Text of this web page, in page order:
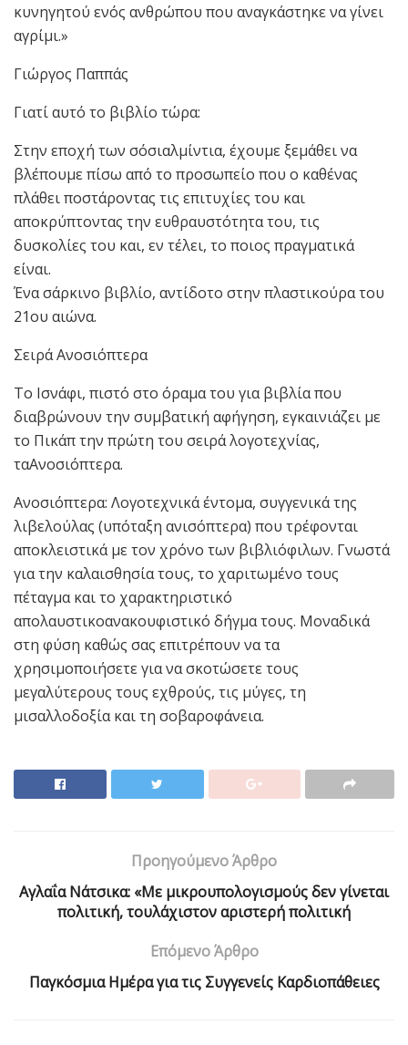
κυνηγητού ενός ανθρώπου που αναγκάστηκε να γίνει
αγρίμι.»
Γιώργος Παππάς
Γιατί αυτό το βιβλίο τώρα:
Στην εποχή των σόσιαλμίντια, έχουμε ξεμάθει να
βλέπουμε πίσω από το προσωπείο που ο καθένας
πλάθει ποστάροντας τις επιτυχίες του και
αποκρύπτοντας την ευθραυστότητα του, τις
δυσκολίες του και, εν τέλει, το ποιος πραγματικά
είναι.
Ένα σάρκινο βιβλίο, αντίδοτο στην πλαστικούρα του
21ου αιώνα.
Σειρά Ανοσιόπτερα
Το Ισνάφι, πιστό στο όραμα του για βιβλία που
διαβρώνουν την συμβατική αφήγηση, εγκαινιάζει με
το Πικάπ την πρώτη του σειρά λογοτεχνίας,
ταΑνοσιόπτερα.
Ανοσιόπτερα: Λογοτεχνικά έντομα, συγγενικά της
λιβελούλας (υπόταξη ανισόπτερα) που τρέφονται
αποκλειστικά με τον χρόνο των βιβλιόφιλων. Γνωστά
για την καλαισθησία τους, το χαριτωμένο τους
πέταγμα και το χαρακτηριστικό
απολαυστικοανακουφιστικό δήγμα τους. Μοναδικά
στη φύση καθώς σας επιτρέπουν να τα
χρησιμοποιήσετε για να σκοτώσετε τους
μεγαλύτερους τους εχθρούς, τις μύγες, τη
μισαλλοδοξία και τη σοβαροφάνεια.
Προηγούμενο Άρθρο
Αγλαΐα Νάτσικα: «Με μικρουπολογισμούς δεν γίνεται
πολιτική, τουλάχιστον αριστερή πολιτική
Επόμενο Άρθρο
Παγκόσμια Ημέρα για τις Συγγενείς Καρδιοπάθειες